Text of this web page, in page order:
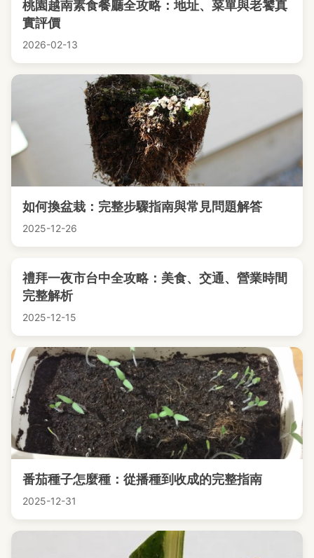
桃園越南素食餐廳全攻略：地址、菜單與老饕真
實評價
2026-02-13
如何換盆栽：完整步驟指南與常見問題解答
2025-12-26
禮拜一夜市台中全攻略：美食、交通、營業時間
完整解析
2025-12-15
番茄種子怎麼種：從播種到收成的完整指南
2025-12-31